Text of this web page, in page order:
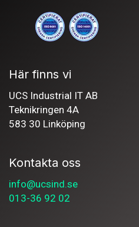
Här finns vi
UCS Industrial IT AB
Teknikringen 4A
583 30 Linköping
Kontakta oss
info@ucsind.se
013-36 92 02